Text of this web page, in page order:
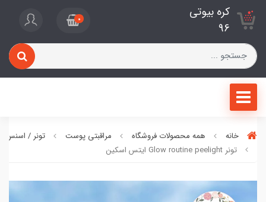
کره بیوتی
96
0
خانه همه محصولات فروشگاه مراقبتی پوست
تونر /
تونر Glow routine peelight ایتس اسکین